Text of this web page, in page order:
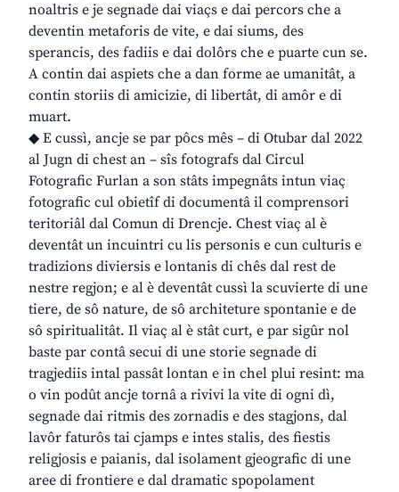
noaltris e je segnade dai viaçs e dai percors che a
deventin metaforis de vite, e dai siums, des
sperancis, des fadiis e dai dolôrs che e puarte cun se.
A contin dai aspiets che a dan forme ae umanitât, a
contin storiis di amicizie, di libertât, di amôr e di
muart.
◆ E cussì, ancje se par pôcs mês – di Otubar dal 2022
al Jugn di chest an – sîs fotografs dal Circul
Fotografic Furlan a son stâts impegnâts intun viaç
fotografic cul obietîf di documentâ il comprensori
teritoriâl dal Comun di Drencje. Chest viaç al è
deventât un incuintri cu lis personis e cun culturis e
tradizions diviersis e lontanis di chês dal rest de
nestre regjon; e al è deventât cussì la scuvierte di une
tiere, de sô nature, de sô architeture spontanie e de
sô spiritualitât. Il viaç al è stât curt, e par sigûr nol
baste par contâ secui di une storie segnade di
tragjediis intal passât lontan e in chel plui resint: ma
o vin podût ancje tornâ a rivivi la vite di ogni dì,
segnade dai ritmis des zornadis e des stagjons, dal
lavôr faturôs tai cjamps e intes stalis, des fiestis
religjosis e paianis, dal isolament gjeografic di une
aree di frontiere e dal dramatic spopolament